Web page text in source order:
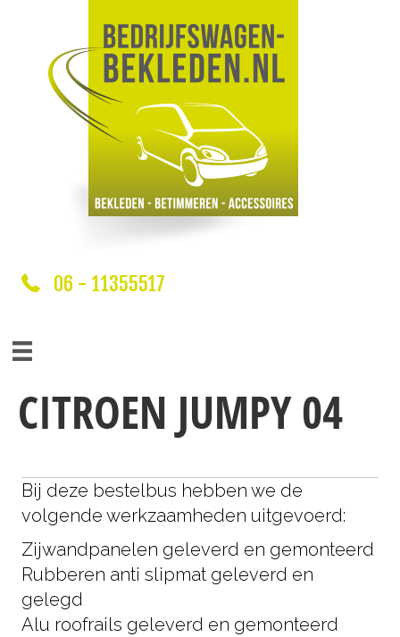
06 - 11355517
CITROEN JUMPY 04
Bij deze bestelbus hebben we de
volgende werkzaamheden uitgevoerd:
Zijwandpanelen geleverd en gemonteerd
Rubberen anti slipmat geleverd en
gelegd
Alu roofrails geleverd en gemonteerd